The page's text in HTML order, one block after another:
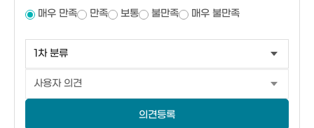
매우 만족 만족 보통 불만족 매우 불만족
의견등록